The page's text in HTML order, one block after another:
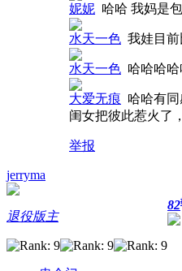
妮妮 哈哈 我妈是
水天一色 我娃目
水天一色 哈哈哈
大爱无痕 哈哈有
闺女把彼此惹火了
举报
jerryma
退役版主
82